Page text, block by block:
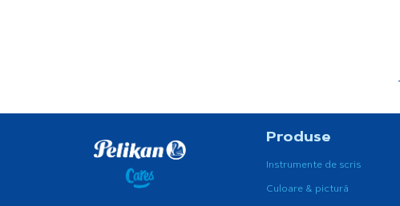
Produse
Instrumente de scris
Culoare & pictură